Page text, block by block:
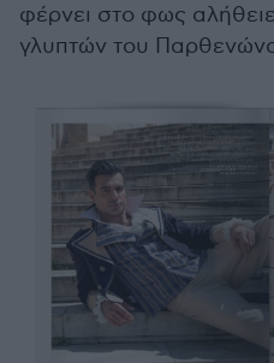
φέρνει στο φως
γλυπτών του